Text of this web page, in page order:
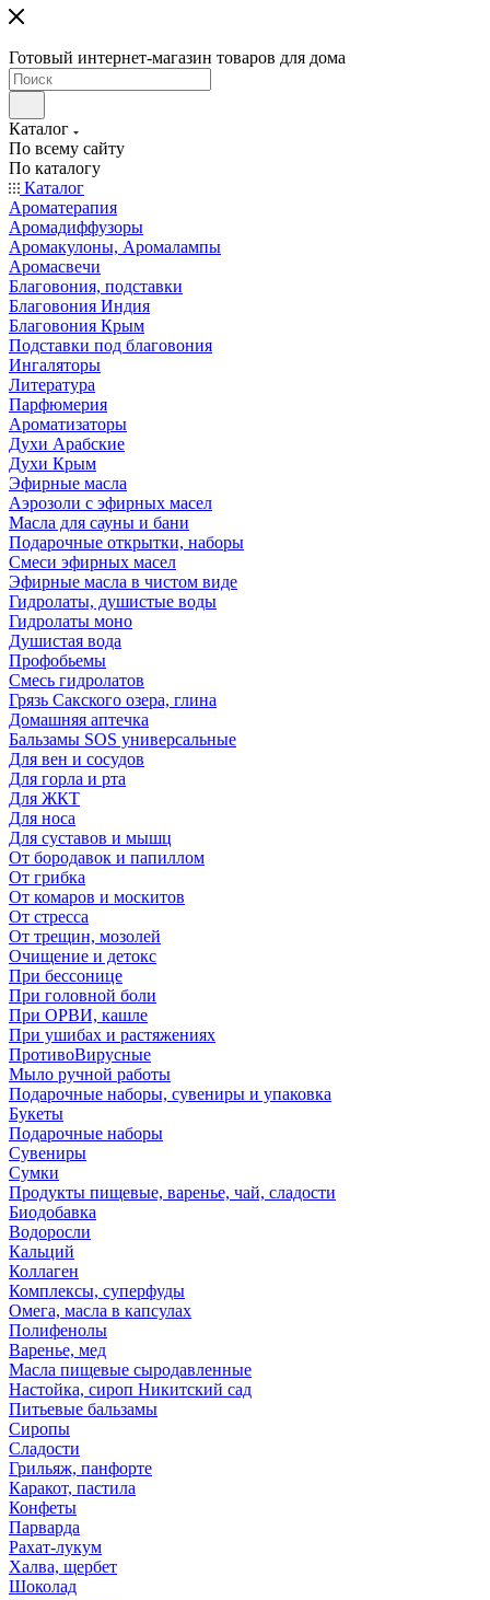
Готовый интернет-магазин товаров для дома
Каталог
По всему сайту
По каталогу
Каталог
Ароматерапия
Аромадиффузоры
Аромакулоны, Аромалампы
Аромасвечи
Благовония, подставки
Благовония Индия
Благовония Крым
Подставки под благовония
Ингаляторы
Литература
Парфюмерия
Ароматизаторы
Духи Арабские
Духи Крым
Эфирные масла
Аэрозоли с эфирных масел
Масла для сауны и бани
Подарочные открытки, наборы
Смеси эфирных масел
Эфирные масла в чистом виде
Гидролаты, душистые воды
Гидролаты моно
Душистая вода
Профобьемы
Смесь гидролатов
Грязь Сакского озера, глина
Домашняя аптечка
Бальзамы SOS универсальные
Для вен и сосудов
Для горла и рта
Для ЖКТ
Для носа
Для суставов и мышц
От бородавок и папиллом
От грибка
От комаров и москитов
От стресса
От трещин, мозолей
Очищение и детокс
При бессонице
При головной боли
При ОРВИ, кашле
При ушибах и растяжениях
ПротивоВирусные
Мыло ручной работы
Подарочные наборы, сувениры и упаковка
Букеты
Подарочные наборы
Сувениры
Сумки
Продукты пищевые, варенье, чай, сладости
Биодобавка
Водоросли
Кальций
Коллаген
Комплексы, суперфуды
Омега, масла в капсулах
Полифенолы
Варенье, мед
Масла пищевые сыродавленные
Настойка, сироп Никитский сад
Питьевые бальзамы
Сиропы
Сладости
Грильяж, панфорте
Каракот, пастила
Конфеты
Парварда
Рахат-лукум
Халва, щербет
Шоколад